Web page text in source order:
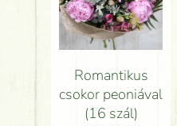
Romantikus
csokor peoniával
(16 szál)